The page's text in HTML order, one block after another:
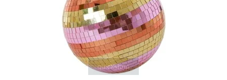
quickshop